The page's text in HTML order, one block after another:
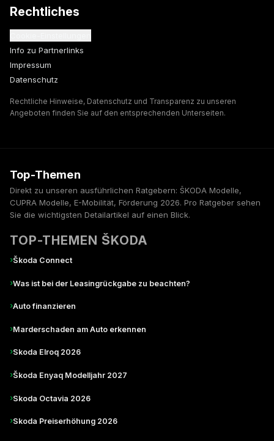
Rechtliches
Info zu Partnerlinks
Impressum
Datenschutz
Rechtliche Hinweise, Datenschutz und Transparenz zu unseren
Angeboten finden Sie auf den entsprechenden Unterseiten.
Top-Themen
Direkt zu unseren ausführlichen Ratgebern: ŠKODA Modelle,
CUPRA Modelle, E-Mobilität, Förderung 2026. Pro Ratgeber sehen
Sie die wichtigsten Detailartikel auf einen Blick.
TOP-THEMEN ŠKODA
›Škoda Connect
›Was ist bei der Leasingrückgabe zu beachten?
›Auto finanzieren
›Marderschaden am Auto erkennen
›Skoda Elroq 2026
›Škoda Enyaq Modelljahr 2027
›Skoda Octavia 2026
›Skoda Preiserhöhung 2026